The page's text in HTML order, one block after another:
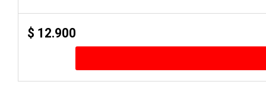
$ 12.900